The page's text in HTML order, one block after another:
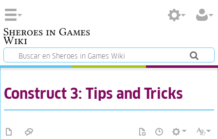
Sheroes in Games
Wiki
Construct 3: Tips and Tricks